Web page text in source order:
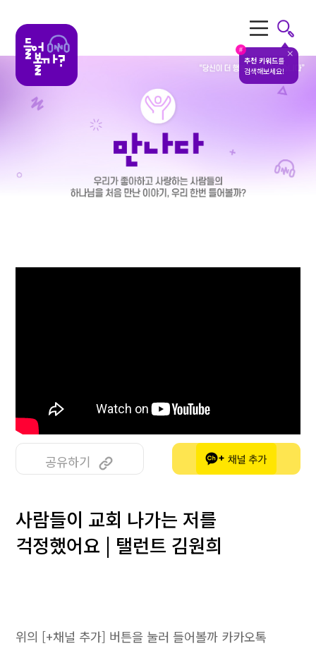
#
추천 키워드를
검색해보세요!
공유하기
사람들이 교회 나가는 저를
걱정했어요 | 탤런트 김원희
위의 [+채널 추가] 버튼을 눌러 들어볼까 카카오톡